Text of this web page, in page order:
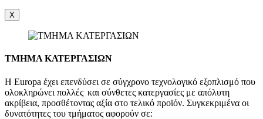
X
ΤΜΗΜΑ ΚΑΤΕΡΓΑΣΙΩΝ
Η Europa έχει επενδύσει σε σύγχρονο τεχνολογικό εξοπλισμό που
ολοκληρώνει πολλές και σύνθετες κατεργασίες με απόλυτη
ακρίβεια, προσθέτοντας αξία στο τελικό προϊόν. Συγκεκριμένα οι
δυνατότητες του τμήματος αφορούν σε: